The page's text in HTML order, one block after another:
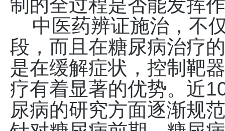
制的全过程是否能发挥
中医药辨证施治，不
段，而且在糖尿病治疗
是在缓解症状，控制靶
疗有着显著的优势。近
尿病的研究方面逐渐规